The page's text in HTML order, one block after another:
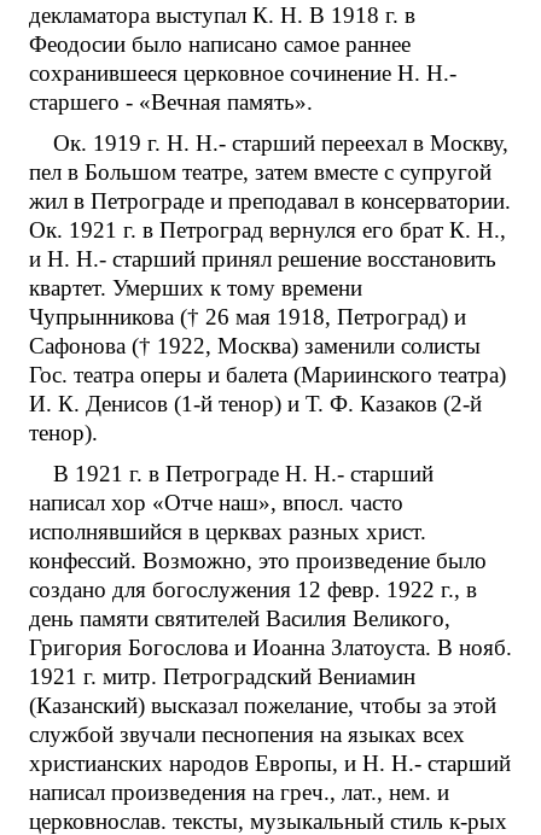
декламатора выступал К. Н. В 1918 г. в
Феодосии было написано самое раннее
сохранившееся церковное сочинение Н. Н.-
старшего - «Вечная память».
Ок. 1919 г. Н. Н.- старший переехал в Москву,
пел в Большом театре, затем вместе с супругой
жил в Петрограде и преподавал в консерватории.
Ок. 1921 г. в Петроград вернулся его брат К. Н.,
и Н. Н.- старший принял решение восстановить
квартет. Умерших к тому времени
Чупрынникова († 26 мая 1918, Петроград) и
Сафонова († 1922, Москва) заменили солисты
Гос. театра оперы и балета (Мариинского театра)
И. К. Денисов (1-й тенор) и Т. Ф. Казаков (2-й
тенор).
В 1921 г. в Петрограде Н. Н.- старший
написал хор «Отче наш», впосл. часто
исполнявшийся в церквах разных христ.
конфессий. Возможно, это произведение было
создано для богослужения 12 февр. 1922 г., в
день памяти святителей Василия Великого,
Григория Богослова и Иоанна Златоуста. В нояб.
1921 г. митр. Петроградский Вениамин
(Казанский) высказал пожелание, чтобы за этой
службой звучали песнопения на языках всех
христианских народов Европы, и Н. Н.- старший
написал произведения на греч., лат., нем. и
церковнослав. тексты, музыкальный стиль к-рых